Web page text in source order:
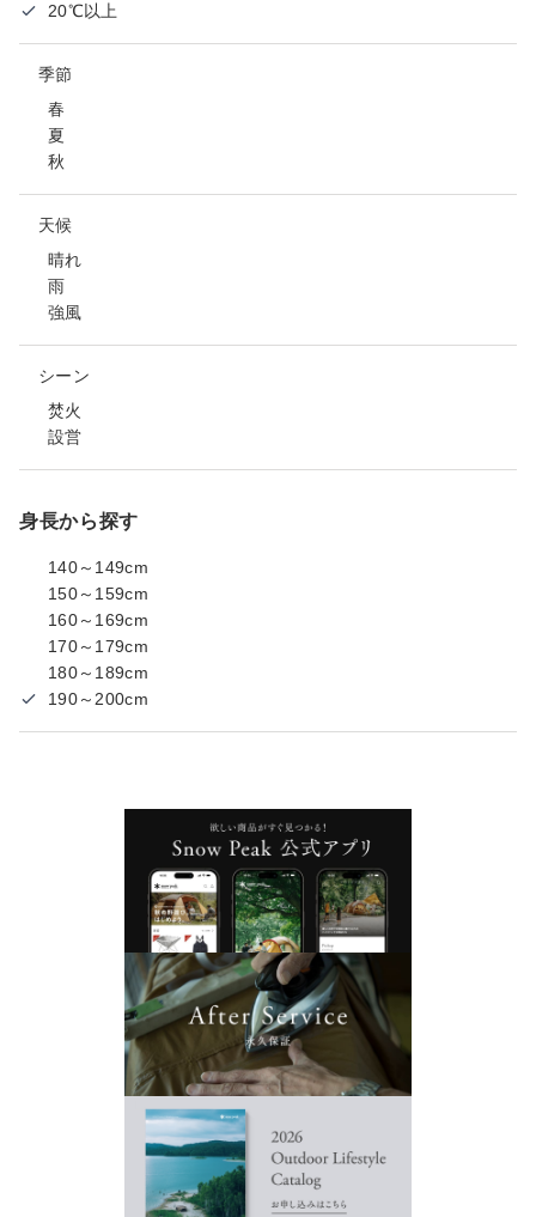
20℃以上
季節
春
夏
秋
天候
晴れ
雨
強風
シーン
焚火
設営
身長から探す
140～149cm
150～159cm
160～169cm
170～179cm
180～189cm
190～200cm